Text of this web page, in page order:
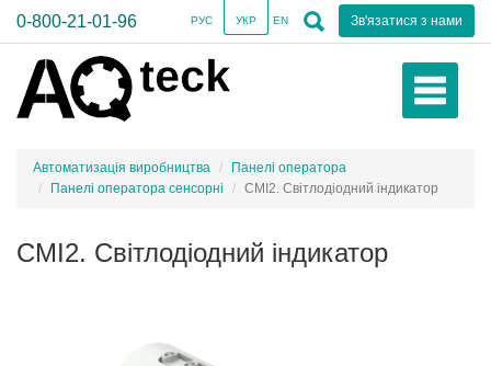
0-800-21-01-96 Зв'язатися з нами
РУС УКР EN
Автоматизація виробництва
Панелі оператора
Панелі оператора сенсорні
СМІ2. Світлодіодний індикатор
СМІ2. Світлодіодний індикатор